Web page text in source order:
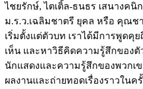
ไชยรักษ์, ไตเติ้ล-ธนธร เสนางค
ม.ร.ว.เฉลิมชาตรี ยุคล หรือ คุณชา
เริ่มตั้งแต่ตัวบท เราได้มีการพูดคุ
เห็น และหาวิธีคิดความรู้สึกของ
นักแสดงและความรู้สึกของพวกเ
ผลงานและถ่ายทอดเรื่องราวในค